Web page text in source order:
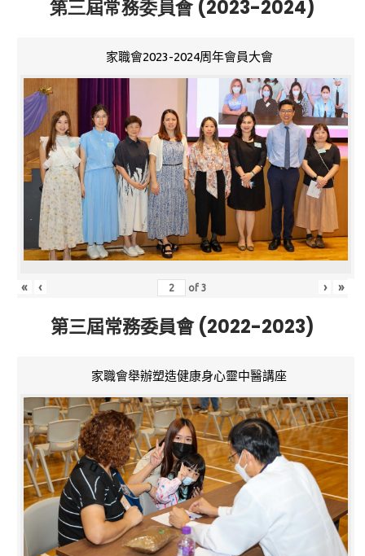
第三屆常務委員會 (2023-2024)
家職會2023-2024周年會員大會
« ‹ of3 › »
第三屆常務委員會 (2022-2023)
家職會舉辦塑造健康身心靈中醫講座